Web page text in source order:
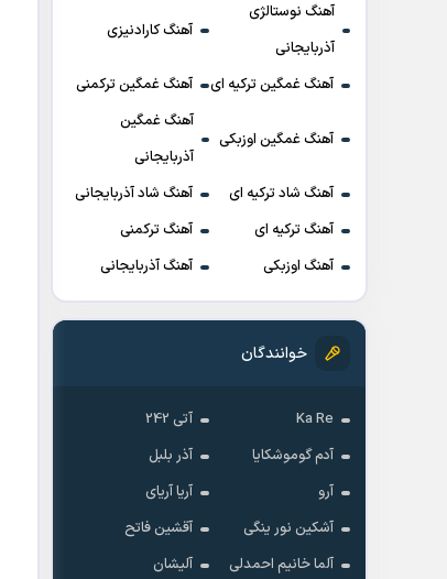
آهنگ نوستالژی
آذربایجانی
آهنگ کارادنیزی
آهنگ غمگین ترکیه ای آهنگ غمگین ترکمنی
آهنگ غمگین اوزبکی
آهنگ غمگین
آذربایجانی
آهنگ شاد ترکیه ای
آهنگ شاد آذربایجانی
آهنگ ترکیه ای
آهنگ ترکمنی
آهنگ اوزبکی
آهنگ آذربایجانی
خوانندگان
Ka Re
آتی 242
آدم گوموشکایا
آذر بلبل
آرو
آریا آریای
آشکین نور ینگی
آقشین فاتح
آلما خانیم احمدلی
آلیشان